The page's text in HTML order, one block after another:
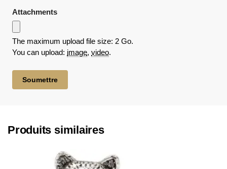
Attachments
The maximum upload file size: 2 Go.
You can upload: image, video.
Produits similaires